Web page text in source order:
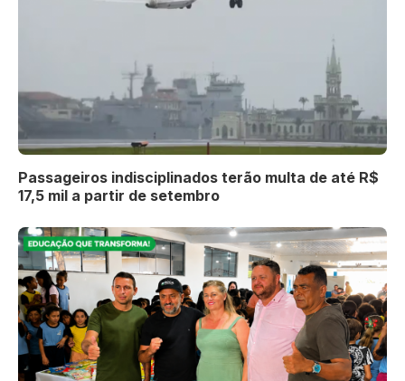
Passageiros indisciplinados terão multa de até R$
17,5 mil a partir de setembro